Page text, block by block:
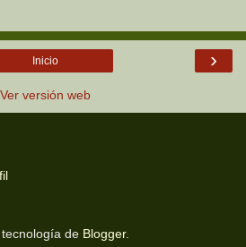
›
Inicio
Ver versión web
de Blogger.